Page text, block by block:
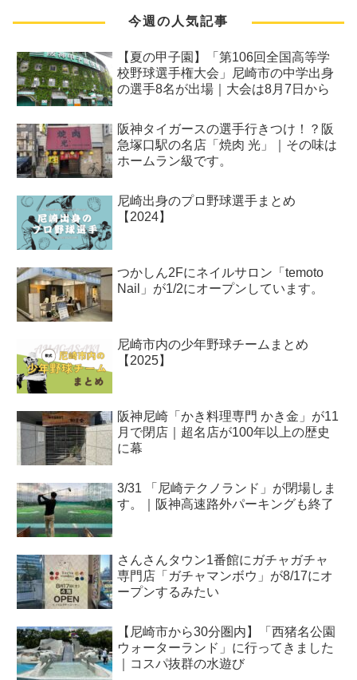
今週の人気記事
【夏の甲子園】「第106回全国高等学
校野球選手権大会」尼崎市の中学出身
の選手8名が出場｜大会は8月7日から
阪神タイガースの選手行きつけ！？阪
急塚口駅の名店「焼肉 光」｜その味は
ホームラン級です。
尼崎出身のプロ野球選手まとめ
【2024】
つかしん2Fにネイルサロン「temoto
Nail」が1/2にオープンしています。
尼崎市内の少年野球チームまとめ
【2025】
阪神尼崎「かき料理専門 かき金」が11
月で閉店｜超名店が100年以上の歴史
に幕
3/31 「尼崎テクノランド」が閉場しま
す。｜阪神高速路外パーキングも終了
さんさんタウン1番館にガチャガチャ
専門店「ガチャマンボウ」が8/17にオ
ープンするみたい
【尼崎市から30分圏内】「西猪名公園
ウォーターランド」に行ってきました
｜コスパ抜群の水遊び